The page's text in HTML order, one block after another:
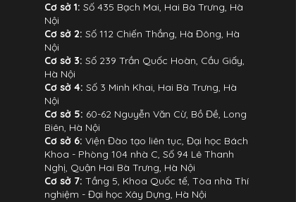
Cơ sở 1: Số 435 Bạch Mai, Hai Bà Trưng, Hà
Nội
Cơ sở 2: Số 112 Chiến Thắng, Hà Đông, Hà
Nội
Cơ sở 3: Số 239 Trần Quốc Hoàn, Cầu Giấy,
Hà Nội
Cơ sở 4: Số 3 Minh Khai, Hai Bà Trưng, Hà
Nội
Cơ sở 5: 60-62 Nguyễn Văn Cừ, Bồ Đề, Long
Biên, Hà Nội
Cơ sở 6: Viện Đào tạo liên tục, Đại học Bách
Khoa - Phòng 104 nhà C, Số 94 Lê Thanh
Nghị, Quận Hai Bà Trưng, Hà Nội
Cơ sở 7:Tầng 5, Khoa Quốc tế, Tòa nhà Thí
nghiệm - Đại học Xây Dựng, Hà Nội